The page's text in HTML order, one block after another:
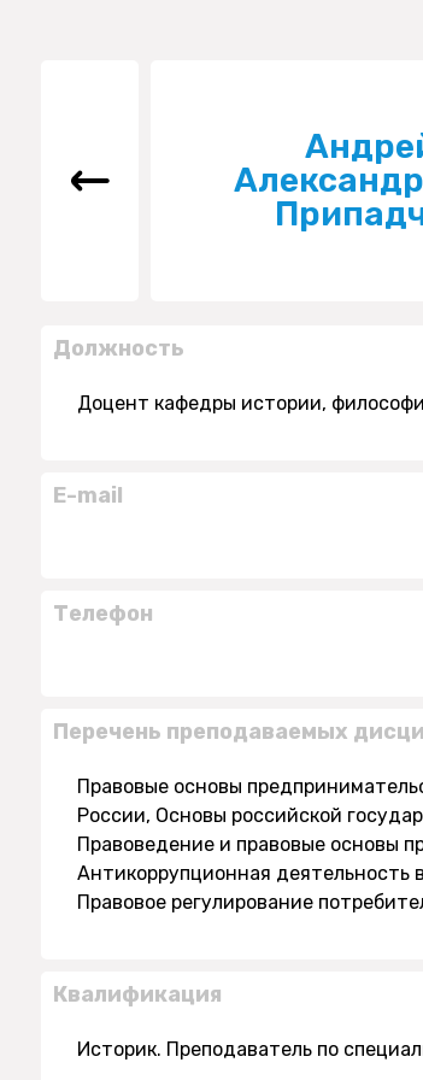
Должность
Доцент кафедры истории,
E-mail
Телефон
Перечень преподаваемых
Правовые основы
России, Основы российской
Правоведение и правовые основы
Антикоррупционная деятельность
Правовое регулирование
Квалификация
Историк. Преподаватель по